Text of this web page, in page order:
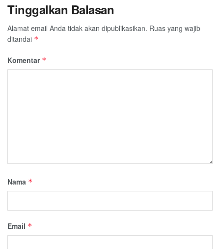
Tinggalkan Balasan
Alamat email Anda tidak akan dipublikasikan. Ruas yang wajib
ditandai *
Komentar *
Nama *
Email *